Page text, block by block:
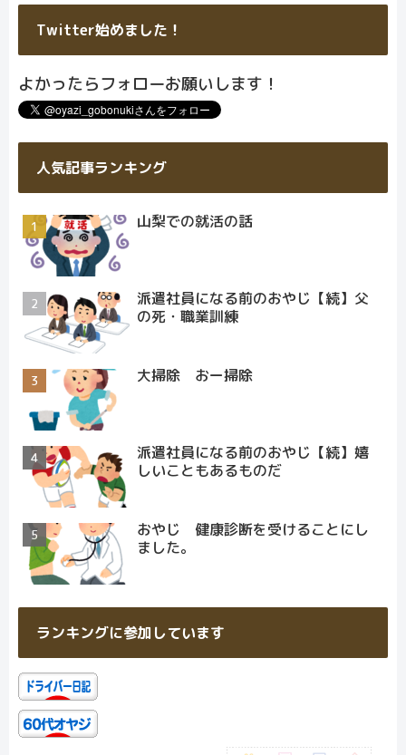
Twitter始めました！
よかったらフォローお願いします！
人気記事ランキング
山梨での就活の話
派遣社員になる前のおやじ【続】父
の死・職業訓練
大掃除 おー掃除
派遣社員になる前のおやじ【続】嬉
しいこともあるものだ
おやじ 健康診断を受けることにし
ました。
ランキングに参加しています